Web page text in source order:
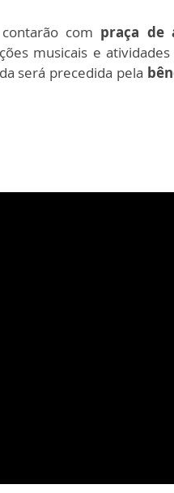
com praça de
musicais e
será precedida pela